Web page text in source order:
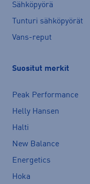
Sähköpyörä
Tunturi sähköpyörät
Vans-reput
Suositut merkit
Peak Performance
Helly Hansen
Halti
New Balance
Energetics
Hoka